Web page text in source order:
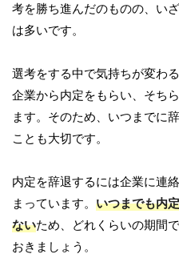
考を勝ち進んだのものの、い
は多いです。
選考をする中で気持ちが変わ
企業から内定をもらい、そち
ます。そのため、いつまでに
ことも大切です。
内定を辞退するには企業に連
まっています。 いつまでも内
ないため、どれくらいの期間
おきましょう。